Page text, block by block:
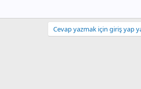
Cevap yazmak için giriş yap